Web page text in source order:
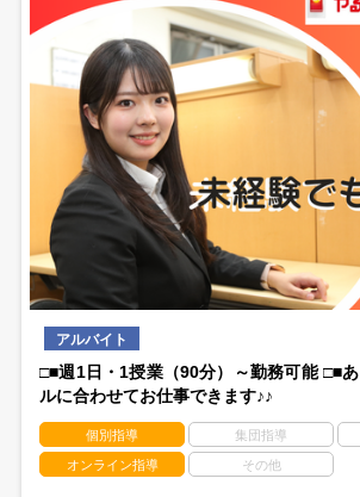
アルバイト
□■週1日・1授業（90分）～勤務可能 □■
ルに合わせてお仕事できます♪♪
個別指導 集団指導
オンライン指導 その他